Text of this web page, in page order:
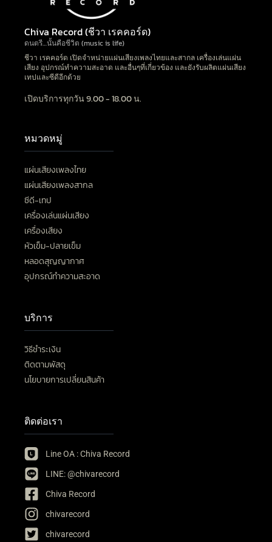
Chiva Record (ชีวา เรคคอร์ด)
ดนตรี…นั้นคือชีวิต (music is life)
ชีวา เรคคอร์ด เปิดจำหน่ายแผ่นเสียงเพลงไทยและสากล เครื่องเล่นแผ่น
เสียง อุปกรณ์ทำความสะอาด และอื่นๆที่เกี่ยวข้อง และยังรับผลิตแผ่นเสียง
เทปและซีดีอีกด้วย
เปิดบริการทุกวัน 9.00 - 18.00 น.
หมวดหมู่
แผ่นเสียงเพลงไทย
แผ่นเสียงเพลงสากล
ซีดี-เทป
เครื่องเล่นแผ่นเสียง
เครื่องเสียง
หัวเข็ม-ปลายเข็ม
หลอดสุญญากาศ
อุปกรณ์ทำความสะอาด
บริการ
วิธีชำระเงิน
ติดตามพัสดุ
นโยบายการเปลี่ยนสินค้า
ติดต่อเรา
Line OA : Chiva Record
LINE: @chivarecord
Chiva Record
chivarecord
chivarecord